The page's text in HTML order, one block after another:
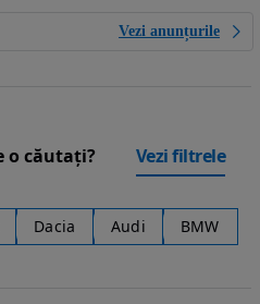
Vezi anunțurile
o căutați? Vezi filtrele
Dacia Audi BMW